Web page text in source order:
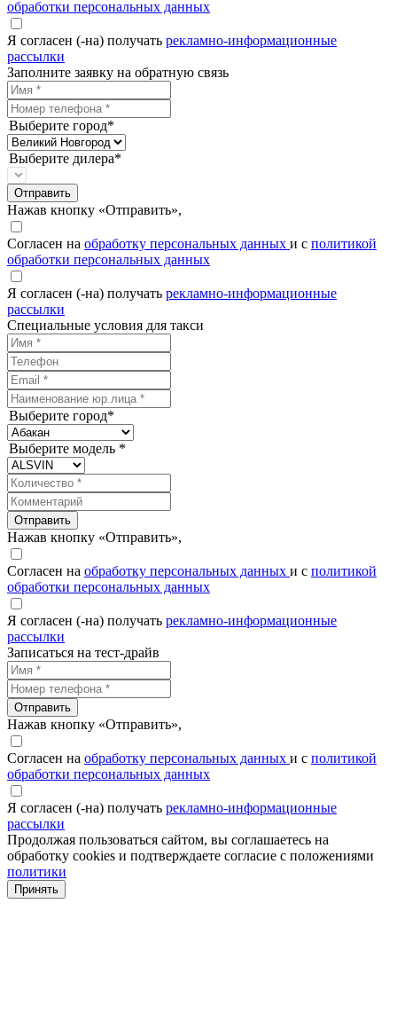
обработки персональных данных
Я согласен (-на) получать рекламно-информационные
рассылки
Заполните заявку на обратную связь
Выберите город*
Выберите дилера*
Отправить
Нажав кнопку «Отправить»,
Согласен на обработку персональных данных и с политикой
обработки персональных данных
Я согласен (-на) получать рекламно-информационные
рассылки
Специальные условия для такси
Выберите город*
Выберите модель *
Отправить
Нажав кнопку «Отправить»,
Согласен на обработку персональных данных и с политикой
обработки персональных данных
Я согласен (-на) получать рекламно-информационные
рассылки
Записаться на тест-драйв
Отправить
Нажав кнопку «Отправить»,
Согласен на обработку персональных данных и с политикой
обработки персональных данных
Я согласен (-на) получать рекламно-информационные
рассылки
Продолжая пользоваться сайтом, вы соглашаетесь на
обработку cookies и подтверждаете согласие с положениями
политики
Принять